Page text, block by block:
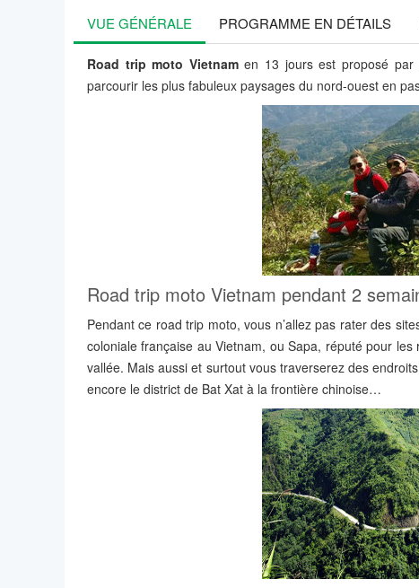
VUE GÉNÉRALE PROGRAMME EN DÉTAILS
Road trip moto Vietnamen 13 jours est proposé par
parcourir les plus fabuleux paysages du nord-ouest en
Road trip moto Vietnam pendant 2
Pendant ce road trip moto, vous n’allez pas rater des
coloniale française au Vietnam, ou Sapa, réputé pour
vallée. Mais aussi et surtout vous traverserez des
encore le district de Bat Xat à la frontière chinoise…